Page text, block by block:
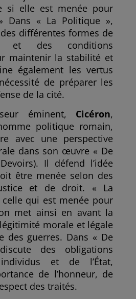
si elle est menée pour
Dans « La Politique »,
différentes formes de
et des conditions
maintenir la stabilité et
également les vertus
de préparer les
de la cité.
éminent, Cicéron,
politique romain,
avec une perspective
dans son œuvre « De
Il défend l’idée
être menée selon des
et de droit. « La
qui est menée pour
met ainsi en avant la
morale et légale
des guerres. Dans « De
des obligations
et de l’État,
de l’honneur, de
des traités.